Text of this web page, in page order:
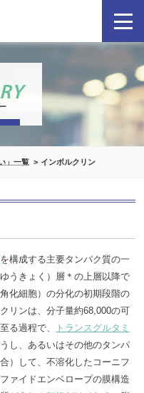
」一覧 インボルクリン
を構成する主要タンパク質の一
うきょく）層＊の上層以降で
角化細胞）の分化の初期段階の
リンは、分子量約68,000の可
る過程で、
トランスグルタミ
し、あるいはその他のタンパ
）して、不溶化したコーニフ
ァイドエンベロープの膜構造